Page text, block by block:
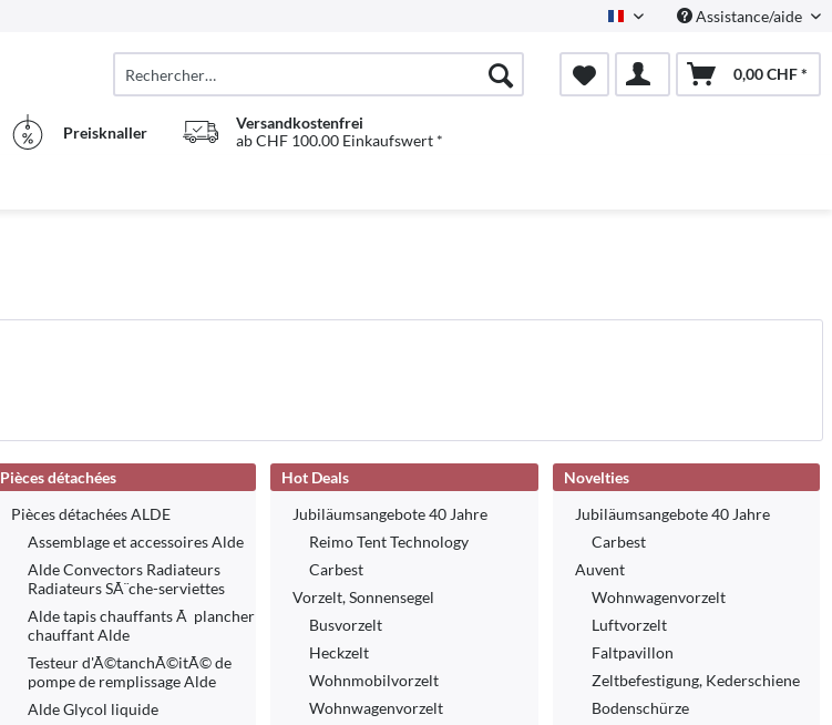
FranzösischAssistance/aide
0,00 CHF *
Preisknaller
Versandkostenfrei
ab CHF 100.00 Einkaufswert *
Pièces détachées
Pièces détachées ALDE
Assemblage et accessoires Alde
Alde Convectors Radiateurs
Radiateurs SÃ¨che-serviettes
Alde tapis chauffants Ã plancher
chauffant Alde
Testeur d'Ã©tanchÃ©itÃ© de
pompe de remplissage Alde
Alde Glycol liquide
Hot Deals
Jubiläumsangebote 40 Jahre
Reimo Tent Technology
Carbest
Vorzelt, Sonnensegel
Busvorzelt
Heckzelt
Wohnmobilvorzelt
Wohnwagenvorzelt
Novelties
Jubiläumsangebote 40 Jahre
Carbest
Auvent
Wohnwagenvorzelt
Luftvorzelt
Faltpavillon
Zeltbefestigung, Kederschiene
Bodenschürze